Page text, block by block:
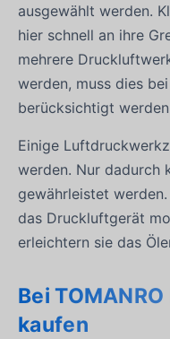
ausgewählt werden.
hier schnell an ihre
mehrere
werden, muss dies
berücksichtigt
Einige
werden. Nur dadurch
gewährleistet
das Druckluftgerät
erleichtern sie das
Bei
kaufen